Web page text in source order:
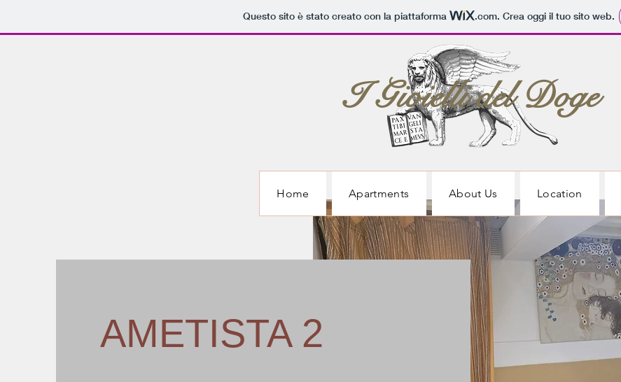
Questo sito è stato creato con la piattaforma .com. Crea oggi il tuo sito web.
I Gioielli del Doge
AMETISTA 2
Home Apartments About Us Location